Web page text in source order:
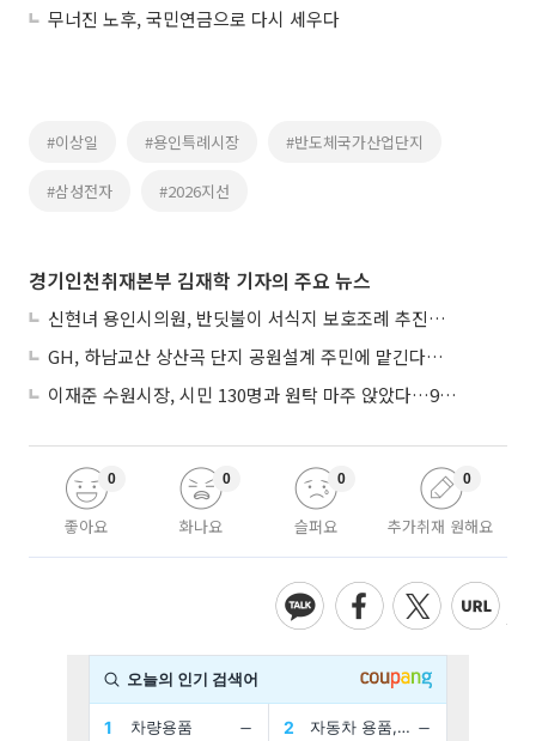
무너진 노후, 국민연금으로 다시 세우다
#이상일 #용인특례시장 #반도체국가산업단지
#삼성전자 #2026지선
경기인천취재본부 김재학 기자의 주요 뉴스
신현녀 용인시의원, 반딧불이 서식지 보호조례 추진…"개발과 생태 조화"
GH, 하남교산 상산곡 단지 공원설계 주민에 맡긴다…5만㎡ 녹지
이재준 수원시장, 시민 130명과 원탁 마주 앉았다…9월 비전선포 마지막 관문
좋아요
0
화나요
0
슬퍼요
0
추가취재 원해요
0